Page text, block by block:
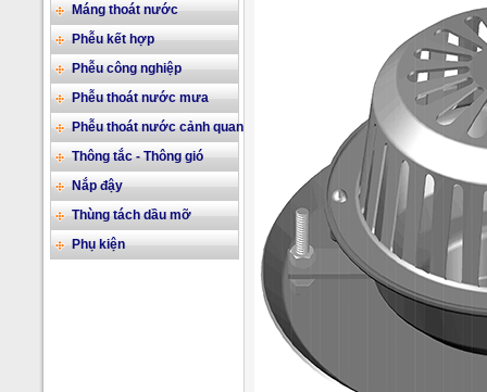
Máng thoát nước
Phễu kết hợp
Phễu công nghiệp
Phễu thoát nước mưa
Phễu thoát nước cảnh quan
Thông tắc - Thông gió
Nắp đậy
Thùng tách dầu mỡ
Phụ kiện